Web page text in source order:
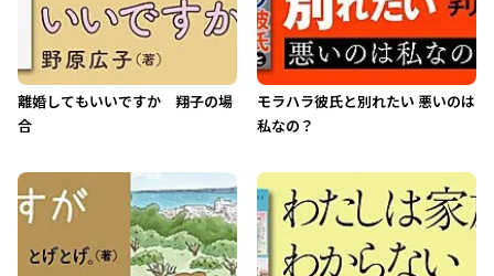
離婚してもいいですか 翔子の場
合
モラハラ彼氏と別れたい 悪いのは
私なの？